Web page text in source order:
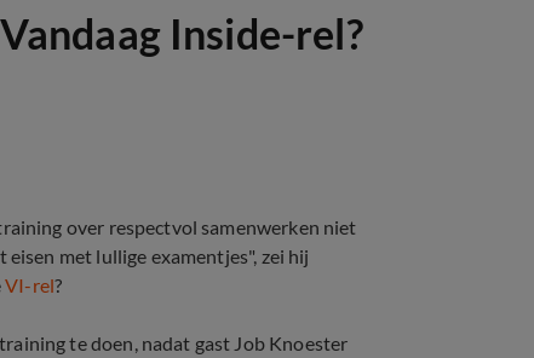
Inside-rel?
over respectvol samenwerken niet
met lullige examentjes", zei hij
VI-rel?
te doen, nadat gast Job Knoester